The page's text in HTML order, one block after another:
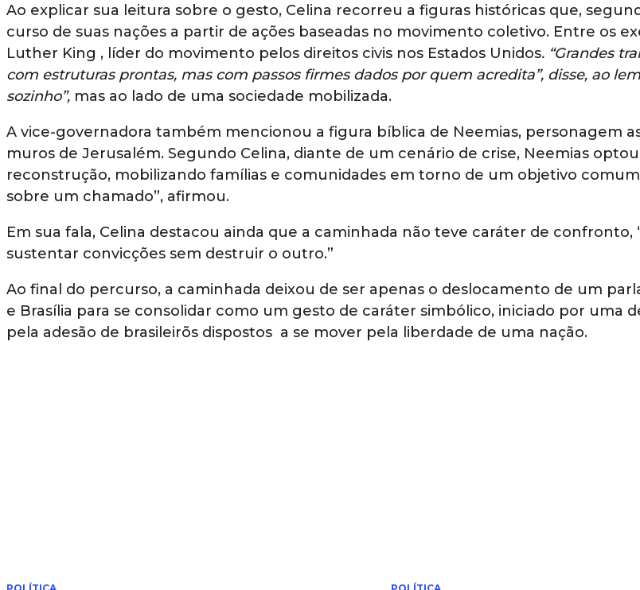
Ao explicar sua leitura sobre o gesto, Celina recorreu a figuras históricas que,
curso de suas nações a partir de ações baseadas no movimento coletivo. Entre os
Luther King , líder do movimento pelos direitos civis nos Estados Unidos. “Grandes
com estruturas prontas, mas com passos firmes dados por quem acredita”, disse, ao
sozinho”, mas ao lado de uma sociedade mobilizada.
A vice-governadora também mencionou a figura bíblica de Neemias, personagem
muros de Jerusalém. Segundo Celina, diante de um cenário de crise, Neemias
reconstrução, mobilizando famílias e comunidades em torno de um objetivo
sobre um chamado”, afirmou.
Em sua fala, Celina destacou ainda que a caminhada não teve caráter de confronto,
sustentar convicções sem destruir o outro.”
Ao final do percurso, a caminhada deixou de ser apenas o deslocamento de um
e Brasília para se consolidar como um gesto de caráter simbólico, iniciado por uma
pela adesão de brasileirõs dispostos a se mover pela liberdade de uma nação.